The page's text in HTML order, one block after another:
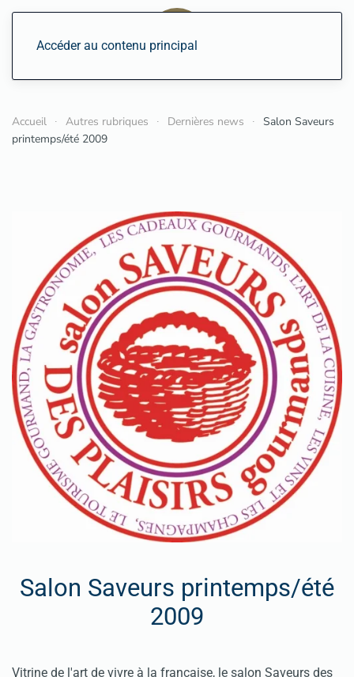
Accéder au contenu principal
Accueil Autres rubriques Dernières news
Salon Saveurs
printemps/été 2009
Salon Saveurs printemps/été
2009
Vitrine de l'art de vivre à la française, le salon Saveurs des